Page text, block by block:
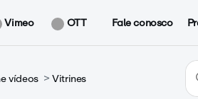
Vimeo OTT Fale conosco
vídeos Vitrines